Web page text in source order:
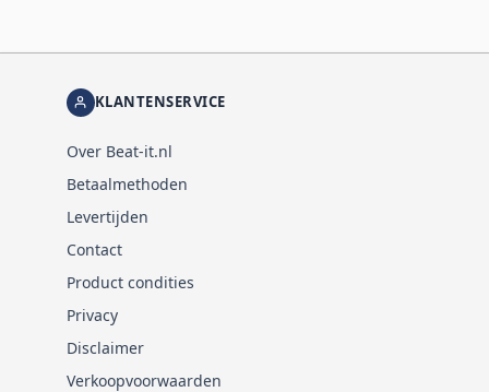
KLANTENSERVICE
Over Beat-it.nl
Betaalmethoden
Levertijden
Contact
Product condities
Privacy
Disclaimer
Verkoopvoorwaarden